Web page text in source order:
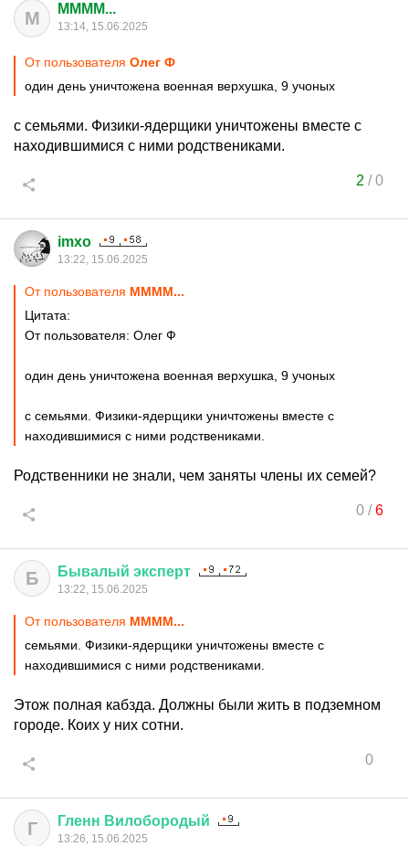
M MMMM...
13:14, 15.06.2025
От пользователя Олег Ф
один день уничтожена военная верхушка, 9 учоных
с семьями. Физики-ядерщики уничтожены вместе с
находившимися с ними родствениками.
2 /0
imxo
13:22, 15.06.2025
От пользователя MMMM...
Цитата:
От пользователя: Олег Ф
один день уничтожена военная верхушка, 9 учоных
с семьями. Физики-ядерщики уничтожены вместе с
находившимися с ними родствениками.
Родственники не знали, чем заняты члены их семей?
0/6
Б Бывалый эксперт
13:22, 15.06.2025
От пользователя MMMM...
семьями. Физики-ядерщики уничтожены вместе с
находившимися с ними родствениками.
Этож полная кабзда. Должны были жить в подземном
городе. Коих у них сотни.
0
Г Гленн Вилобородый
13:26, 15.06.2025